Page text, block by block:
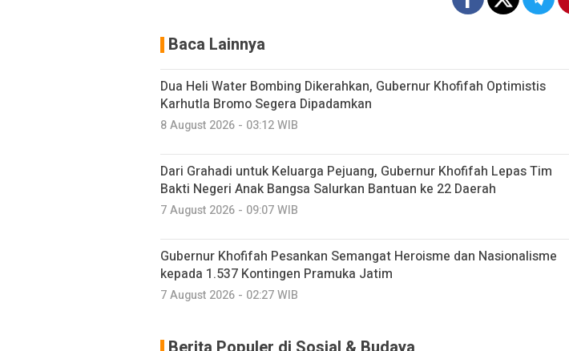
Baca Lainnya
Dua Heli Water Bombing Dikerahkan, Gubernur Khofifah Optimistis
Karhutla Bromo Segera Dipadamkan
8 August 2026 - 03:12 WIB
Dari Grahadi untuk Keluarga Pejuang, Gubernur Khofifah Lepas Tim
Bakti Negeri Anak Bangsa Salurkan Bantuan ke 22 Daerah
7 August 2026 - 09:07 WIB
Gubernur Khofifah Pesankan Semangat Heroisme dan Nasionalisme
kepada 1.537 Kontingen Pramuka Jatim
7 August 2026 - 02:27 WIB